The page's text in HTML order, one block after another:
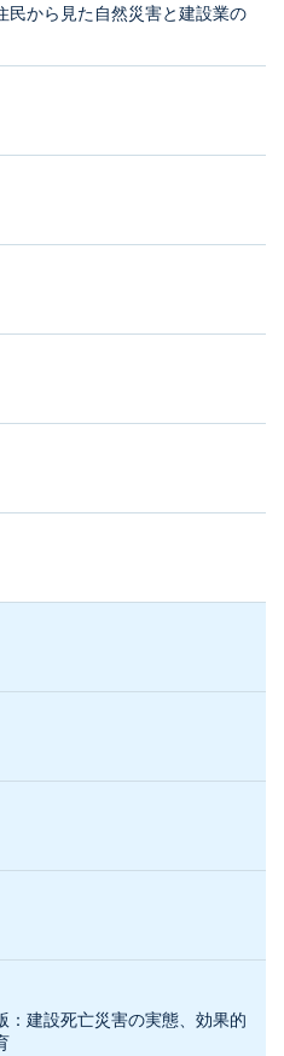
民から見た自然災害と建設業の
：建設死亡災害の実態、効果的